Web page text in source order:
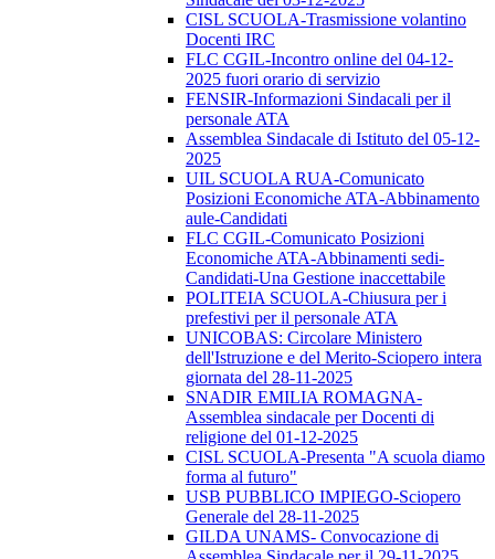
CISL SCUOLA-Trasmissione volantino
Docenti IRC
FLC CGIL-Incontro online del 04-12-
2025 fuori orario di servizio
FENSIR-Informazioni Sindacali per il
personale ATA
Assemblea Sindacale di Istituto del 05-12-
2025
UIL SCUOLA RUA-Comunicato
Posizioni Economiche ATA-Abbinamento
aule-Candidati
FLC CGIL-Comunicato Posizioni
Economiche ATA-Abbinamenti sedi-
Candidati-Una Gestione inaccettabile
POLITEIA SCUOLA-Chiusura per i
prefestivi per il personale ATA
UNICOBAS: Circolare Ministero
dell'Istruzione e del Merito-Sciopero intera
giornata del 28-11-2025
SNADIR EMILIA ROMAGNA-
Assemblea sindacale per Docenti di
religione del 01-12-2025
CISL SCUOLA-Presenta "A scuola diamo
forma al futuro"
USB PUBBLICO IMPIEGO-Sciopero
Generale del 28-11-2025
GILDA UNAMS- Convocazione di